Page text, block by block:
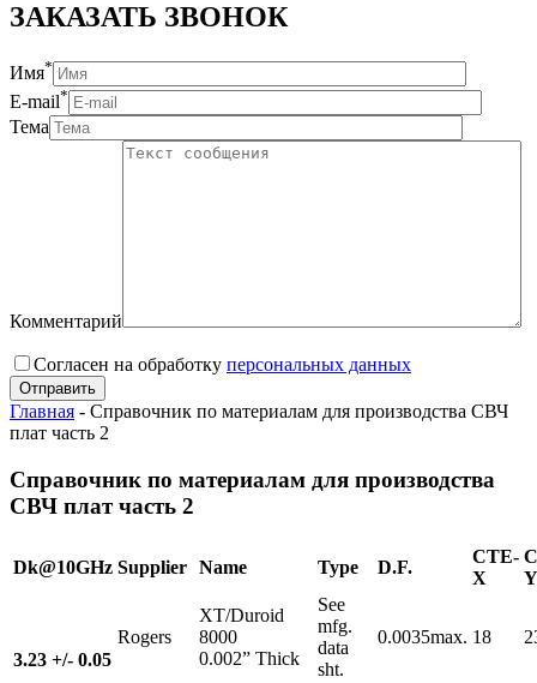
ЗАКАЗАТЬ ЗВОНОК
Имя*
E-mail*
Тема
Комментарий
Согласен на обработку персональныx данных
Главная - Справочник по материалам для производства СВЧ
плат часть 2
Справочник по материалам для производства
СВЧ плат часть 2
Dk@10GHz Supplier Name Type D.F.
CTE-
X
Y
Rogers
XT/Duroid
8000
0.002” Thick
See
mfg.
data
sht.
0.0035max. 18
3.23 +/- 0.05